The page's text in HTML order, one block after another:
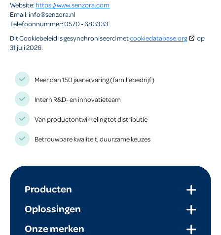
Website:https://www.senzora.com
Email:info@senzora.nl
Telefoonnummer: 0570 - 68 33 33
Dit Cookiebeleid is gesynchroniseerd metcookiedatabase.org
op
31 juli 2026.
Meer dan 150 jaar ervaring (familiebedrijf)
Intern R&D- en innovatieteam
Van productontwikkeling tot distributie
Betrouwbare kwaliteit, duurzame keuzes
Producten
Oplossingen
Onze merken